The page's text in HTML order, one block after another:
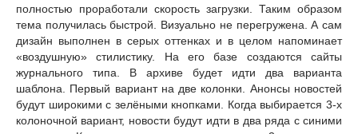
полностью проработали скорость загрузки. Таким образом
тема получилась быстрой. Визуально не перегружена. А сам
дизайн выполнен в серых оттенках и в целом напоминает
«воздушную» стилистику. На его базе создаются сайты
журнального типа. В архиве будет идти два варианта
шаблона. Первый вариант на две колонки. Анонсы новостей
будут широкими с зелёными кнопками. Когда выбирается 3-х
колоночной вариант, новости будут идти в два ряда с синими